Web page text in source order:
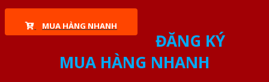
MUA HÀNG NHANH
ĐĂNG KÝ
MUA HÀNG NHANH